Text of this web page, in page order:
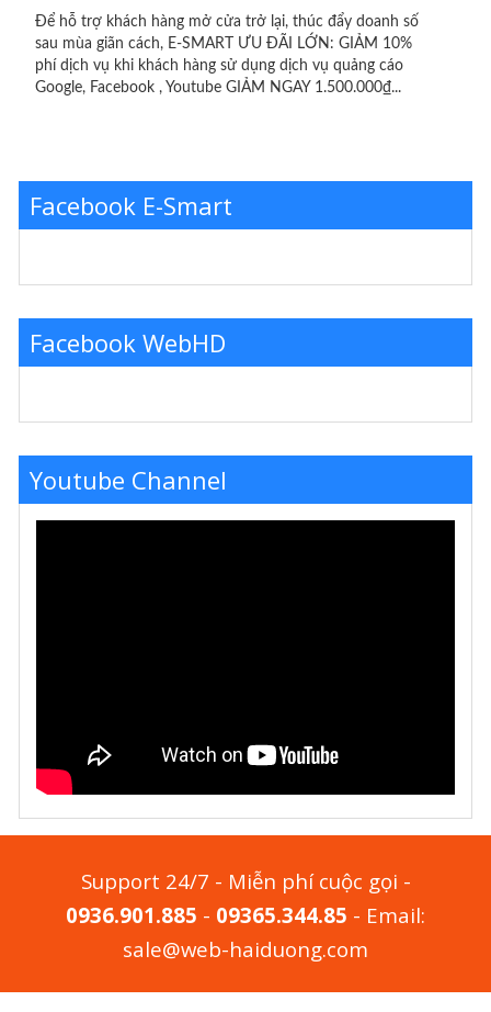
Để hỗ trợ khách hàng mở cửa trở lại, thúc đẩy doanh số
sau mùa giãn cách, E-SMART ƯU ĐÃI LỚN: GIẢM 10%
phí dịch vụ khi khách hàng sử dụng dịch vụ quảng cáo
Google, Facebook , Youtube GIẢM NGAY 1.500.000₫...
Facebook E-Smart
Facebook WebHD
Youtube Channel
Support 24/7 - Miễn phí cuộc gọi -
0936.901.885 - 09365.344.85 - Email:
sale@web-haiduong.com